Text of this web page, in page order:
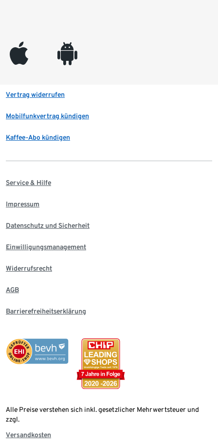
appleinc android
Vertrag widerrufen
Mobilfunkvertrag kündigen
Kaffee-Abo kündigen
Service & Hilfe
Impressum
Datenschutz und Sicherheit
Einwilligungsmanagement
Widerrufsrecht
AGB
Barrierefreiheitserklärung
Alle Preise verstehen sich inkl. gesetzlicher Mehrwertsteuer und
zzgl.
Versandkosten